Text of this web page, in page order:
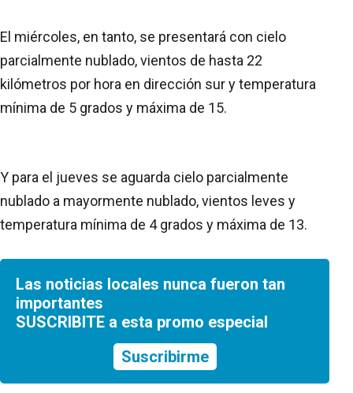
El miércoles, en tanto, se presentará con cielo
parcialmente nublado, vientos de hasta 22
kilómetros por hora en dirección sur y temperatura
mínima de 5 grados y máxima de 15.
Y para el jueves se aguarda cielo parcialmente
nublado a mayormente nublado, vientos leves y
temperatura mínima de 4 grados y máxima de 13.
Las noticias locales nunca fueron tan
importantes
SUSCRIBITE a esta promo especial
Suscribirme